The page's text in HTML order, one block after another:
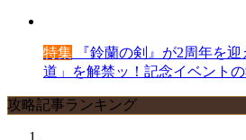
特集 『鈴蘭の剣』が2周年を
道」を解禁ッ！記念イベント
攻略記事ランキング